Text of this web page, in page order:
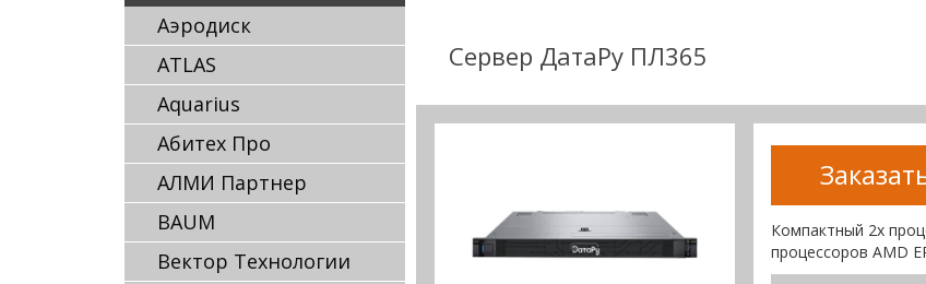
Аэродиск
ATLAS
Aquarius
Абитех Про
АЛМИ Партнер
BAUM
Вектор Технологии
Сервер ДатаРу ПЛ365
Компактный 2х
процессоров AMD